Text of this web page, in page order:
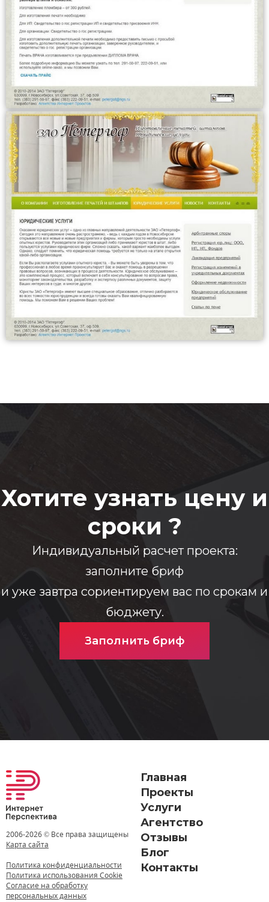
Хотите узнать цену и
сроки ?
Индивидуальный расчет проекта:
заполните бриф
и уже завтра сориентируем вас по срокам и
бюджету.
Заполнить бриф
2006-2026 © Все права защищены
Карта сайта
Политика конфиденциальности
Политика использования Cookie
Согласие на обработку
персональных данных
Главная
Проекты
Услуги
Агентство
Отзывы
Блог
Контакты